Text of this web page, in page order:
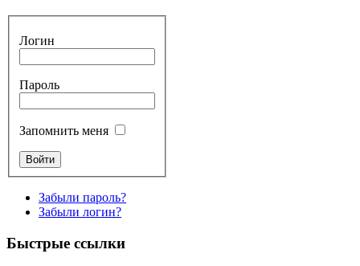
Логин
Пароль
Запомнить меня
Забыли пароль?
Забыли логин?
Быстрые ссылки